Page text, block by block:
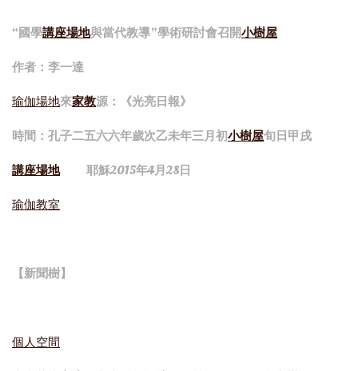
“國學講座場地與當代教導”學術研討會召開小樹屋
作者：李一達
瑜伽場地來家教源：《光亮日報》
時間：孔子二五六六年歲次乙未年三月初小樹屋旬日甲戌
講座場地耶穌2015年4月28日
瑜伽教室
【新聞樹】
個人空間